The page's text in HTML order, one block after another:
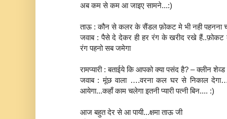
अब कम से कम आ जाइए सामने...:)
ताऊ : कौन से कलर के सैंडल फ़ोकट मे भी नही पहनना
जवाब : पैसे दे देकर ही हर रंग के खरीद रखे हैं..फ़ोकट
रंग पहनो सब जमेगा
रामप्यारी : बताईये कि आपको क्या पसंद है? – क्लीन शेव्ड
जवाब : मूंछ वाला ….वरना कल घर से निकाल
आयेगा...कहाँ काम चलेगा इतनी प्यारी पत्नी बिन.... :)
आज बहुत देर से आ पायी...क्षमा ताऊ जी